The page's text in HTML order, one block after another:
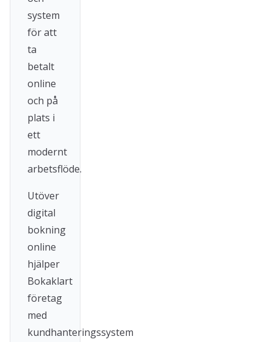
system
för att
ta
betalt
online
och på
plats i
ett
modernt
arbetsflöde.
Utöver
digital
bokning
online
hjälper
Bokaklart
företag
med
kundhanteringssystem